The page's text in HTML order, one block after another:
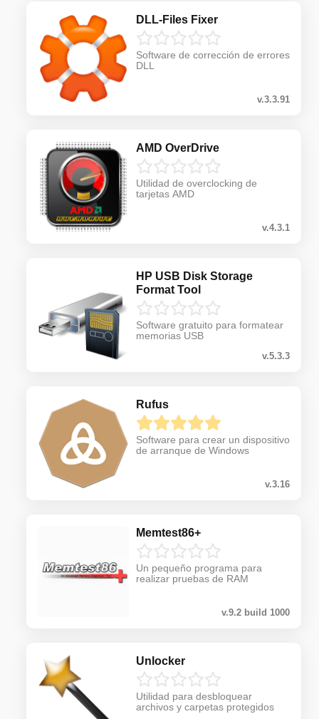
DLL-Files Fixer
Software de corrección de errores
DLL
v.3.3.91
AMD OverDrive
Utilidad de overclocking de
tarjetas AMD
v.4.3.1
HP USB Disk Storage
Format Tool
Software gratuito para formatear
memorias USB
v.5.3.3
Rufus
Software para crear un dispositivo
de arranque de Windows
v.3.16
Memtest86+
Un pequeño programa para
realizar pruebas de RAM
v.9.2 build 1000
Unlocker
Utilidad para desbloquear
archivos y carpetas protegidos